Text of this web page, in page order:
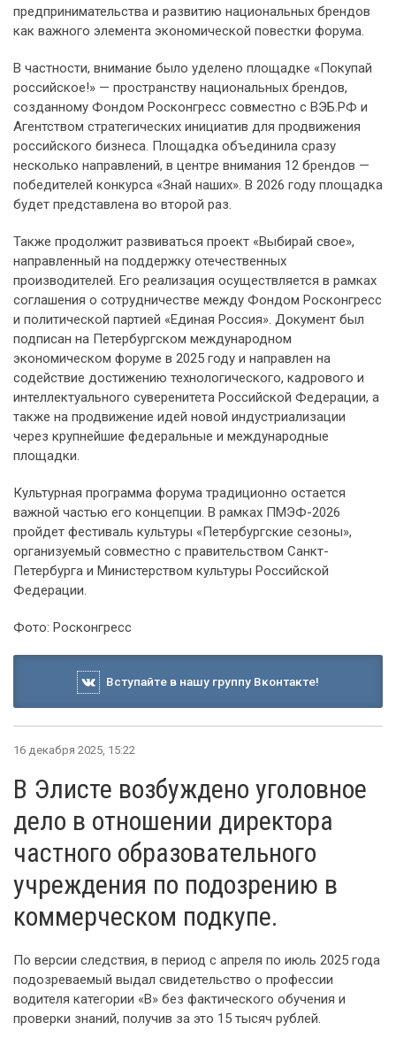
предпринимательства и развитию национальных брендов
как важного элемента экономической повестки форума.
В частности, внимание было уделено площадке «Покупай
российское!» — пространству национальных брендов,
созданному Фондом Росконгресс совместно с ВЭБ.РФ и
Агентством стратегических инициатив для продвижения
российского бизнеса. Площадка объединила сразу
несколько направлений, в центре внимания 12 брендов —
победителей конкурса «Знай наших». В 2026 году площадка
будет представлена во второй раз.
Также продолжит развиваться проект «Выбирай свое»,
направленный на поддержку отечественных
производителей. Его реализация осуществляется в рамках
соглашения о сотрудничестве между Фондом Росконгресс
и политической партией «Единая Россия». Документ был
подписан на Петербургском международном
экономическом форуме в 2025 году и направлен на
содействие достижению технологического, кадрового и
интеллектуального суверенитета Российской Федерации, а
также на продвижение идей новой индустриализации
через крупнейшие федеральные и международные
площадки.
Культурная программа форума традиционно остается
важной частью его концепции. В рамках ПМЭФ-2026
пройдет фестиваль культуры «Петербургские сезоны»,
организуемый совместно с правительством Санкт-
Петербурга и Министерством культуры Российской
Федерации.
Фото: Росконгресс
Вступайте в нашу группу Вконтакте!
16 декабря 2025, 15:22
В Элисте возбуждено уголовное
дело в отношении директора
частного образовательного
учреждения по подозрению в
коммерческом подкупе.
По версии следствия, в период с апреля по июль 2025 года
подозреваемый выдал свидетельство о профессии
водителя категории «В» без фактического обучения и
проверки знаний, получив за это 15 тысяч рублей.